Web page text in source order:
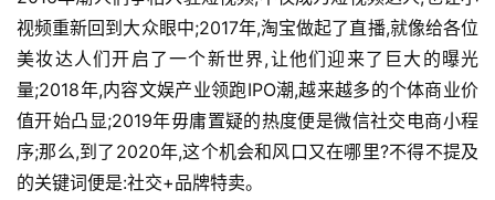
视频重新回到大众眼中;2017年,淘宝做起了直播,就像给各位
美妆达人们开启了一个新世界,让他们迎来了巨大的曝光
量;2018年,内容文娱产业领跑IPO潮,越来越多的个体商业价
值开始凸显;2019年毋庸置疑的热度便是微信社交电商小程
序;那么,到了2020年,这个机会和风口又在哪里?不得不提及
的关键词便是:社交+品牌特卖。